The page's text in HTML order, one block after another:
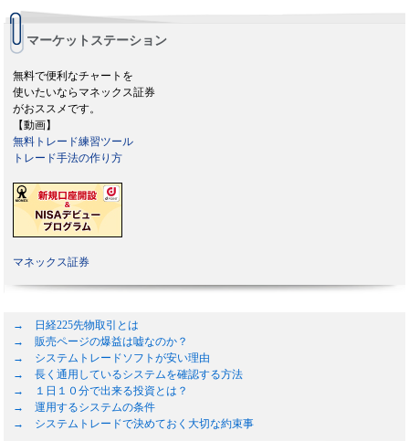
マーケットステーション
無料で便利なチャートを
使いたいならマネックス証券
がおススメです。
【動画】
無料トレード練習ツール
トレード手法の作り方
マネックス証券
→ 日経225先物取引とは
→ 販売ページの爆益は嘘なのか？
→ システムトレードソフトが安い理由
→ 長く通用しているシステムを確認する方法
→ １日１０分で出来る投資とは？
→ 運用するシステムの条件
→ システムトレードで決めておく大切な約束事